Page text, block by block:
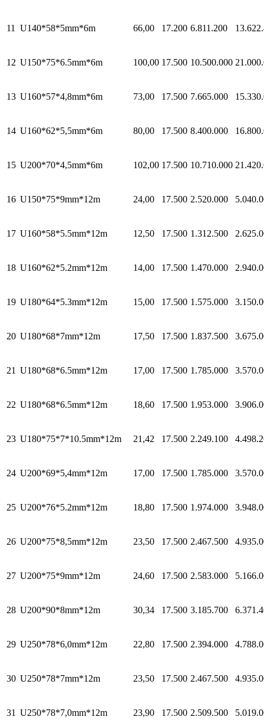
11 U140*58*5mm*6m 66,00 17.200 6.811.200
12 U150*75*6.5mm*6m 100,00 17.500 10.500.000
13 U160*57*4,8mm*6m 73,00 17.500 7.665.000
14 U160*62*5,5mm*6m 80,00 17.500 8.400.000
15 U200*70*4,5mm*6m 102,00 17.500 10.710.000
16 U150*75*9mm*12m 24,00 17.500 2.520.000
17 U160*58*5.5mm*12m 12,50 17.500 1.312.500
18 U160*62*5.2mm*12m 14,00 17.500 1.470.000
19 U180*64*5.3mm*12m 15,00 17.500 1.575.000
20 U180*68*7mm*12m 17,50 17.500 1.837.500
21 U180*68*6.5mm*12m 17,00 17.500 1.785.000
22 U180*68*6.5mm*12m 18,60 17.500 1.953.000
23 U180*75*7*10.5mm*12m 21,42 17.500 2.249.100
24 U200*69*5,4mm*12m 17,00 17.500 1.785.000
25 U200*76*5.2mm*12m 18,80 17.500 1.974.000
26 U200*75*8,5mm*12m 23,50 17.500 2.467.500
27 U200*75*9mm*12m 24,60 17.500 2.583.000
28 U200*90*8mm*12m 30,34 17.500 3.185.700
29 U250*78*6,0mm*12m 22,80 17.500 2.394.000
30 U250*78*7mm*12m 23,50 17.500 2.467.500
31 U250*78*7,0mm*12m 23,90 17.500 2.509.500